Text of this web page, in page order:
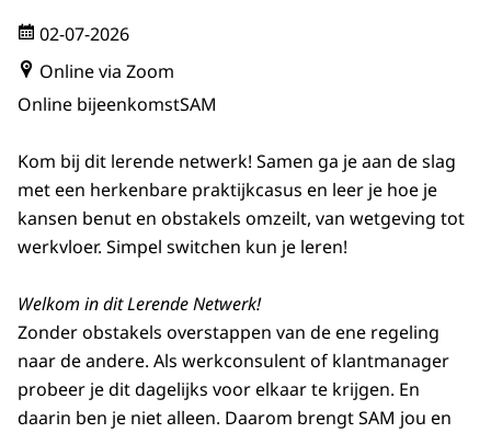
02-07-2026
Online via Zoom
Online bijeenkomstSAM
Kom bij dit lerende netwerk! Samen ga je aan de slag
met een herkenbare praktijkcasus en leer je hoe je
kansen benut en obstakels omzeilt, van wetgeving tot
werkvloer. Simpel switchen kun je leren!
Welkom in dit Lerende Netwerk!
Zonder obstakels overstappen van de ene regeling
naar de andere. Als werkconsulent of klantmanager
probeer je dit dagelijks voor elkaar te krijgen. En
daarin ben je niet alleen. Daarom brengt SAM jou en